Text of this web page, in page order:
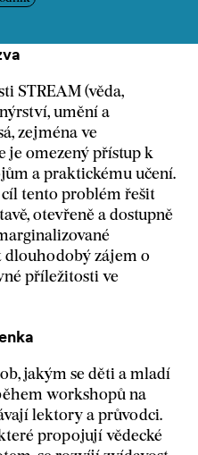
STREAM (věda,
umění a
zejména ve
je omezený přístup k
a praktickému učení.
tento problém řešit
otevřeně a dostupně
dlouhodobý zájem o
příležitosti ve
jakým se děti a mladí
workshopů na
lektory a průvodci.
propojují vědecké